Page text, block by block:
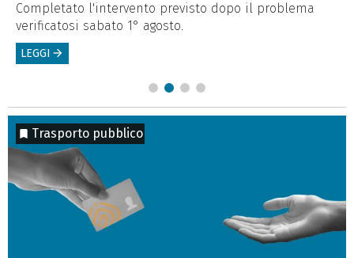
Completato l'intervento previsto dopo il problema
verificatosi sabato 1° agosto.
LEGGI arrow_forward
Trasporto pubblico